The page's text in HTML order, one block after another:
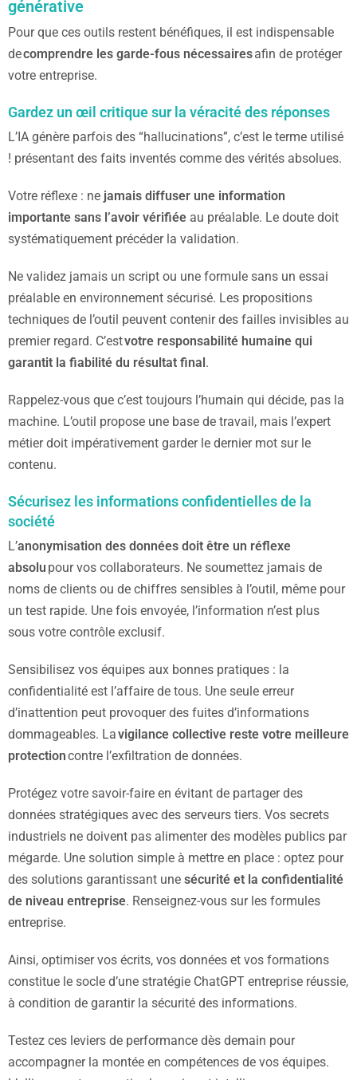
générative
Pour que ces outils restent bénéfiques, il est indispensable
decomprendre les garde-fous nécessairesafin de protéger
votre entreprise.
Gardez un œil critique sur la véracité des réponses
L’IA génère parfois des “hallucinations”, c’est le terme utilisé
! présentant des faits inventés comme des vérités absolues.
Votre réflexe : ne jamais diffuser une information
importante sans l’avoir vérifiée au préalable. Le doute doit
systématiquement précéder la validation.
Ne validez jamais un script ou une formule sans un essai
préalable en environnement sécurisé. Les propositions
techniques de l’outil peuvent contenir des failles invisibles au
premier regard. C’estvotre responsabilité humaine qui
garantit la fiabilité du résultat final .
Rappelez-vous que c’est toujours l’humain qui décide, pas la
machine. L’outil propose une base de travail, mais l’expert
métier doit impérativement garder le dernier mot sur le
contenu.
Sécurisez les informations confidentielles de la
société
L’anonymisation des données doit être un réflexe
absolu pour vos collaborateurs. Ne soumettez jamais de
noms de clients ou de chiffres sensibles à l’outil, même pour
un test rapide. Une fois envoyée, l’information n’est plus
sous votre contrôle exclusif.
Sensibilisez vos équipes aux bonnes pratiques : la
confidentialité est l’affaire de tous. Une seule erreur
d’inattention peut provoquer des fuites d’informations
dommageables. Lavigilance collective reste votre meilleure
protectioncontre l’exfiltration de données.
Protégez votre savoir-faire en évitant de partager des
données stratégiques avec des serveurs tiers. Vos secrets
industriels ne doivent pas alimenter des modèles publics par
mégarde. Une solution simple à mettre en place : optez pour
des solutions garantissant une sécurité et la confidentialité
de niveau entreprise. Renseignez-vous sur les formules
entreprise.
Ainsi, optimiser vos écrits, vos données et vos formations
constitue le socle d’une stratégie ChatGPT entreprise réussie,
à condition de garantir la sécurité des informations.
Testez ces leviers de performance dès demain pour
accompagner la montée en compétences de vos équipes.